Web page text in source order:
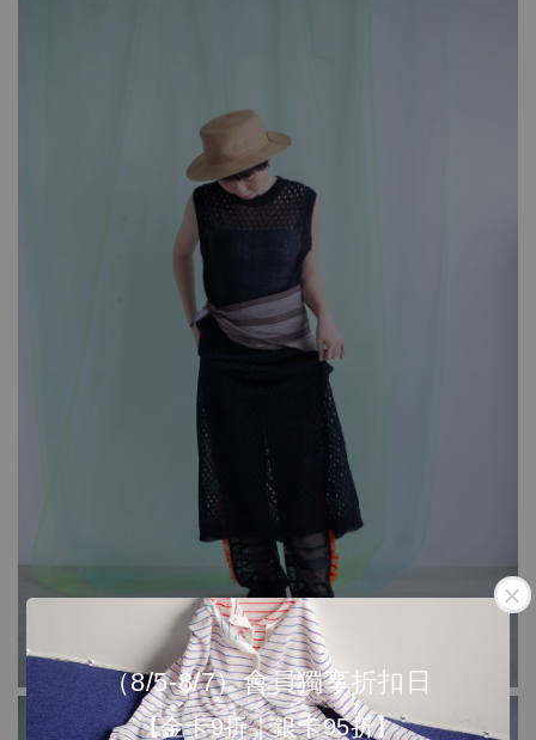
（8/5-8/7）會員獨享折扣日
【金卡9折｜銀卡95折】